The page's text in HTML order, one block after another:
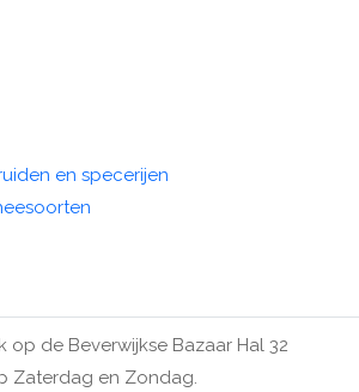
en specerijen
op de Beverwijkse Bazaar Hal 32
Zaterdag en Zondag.